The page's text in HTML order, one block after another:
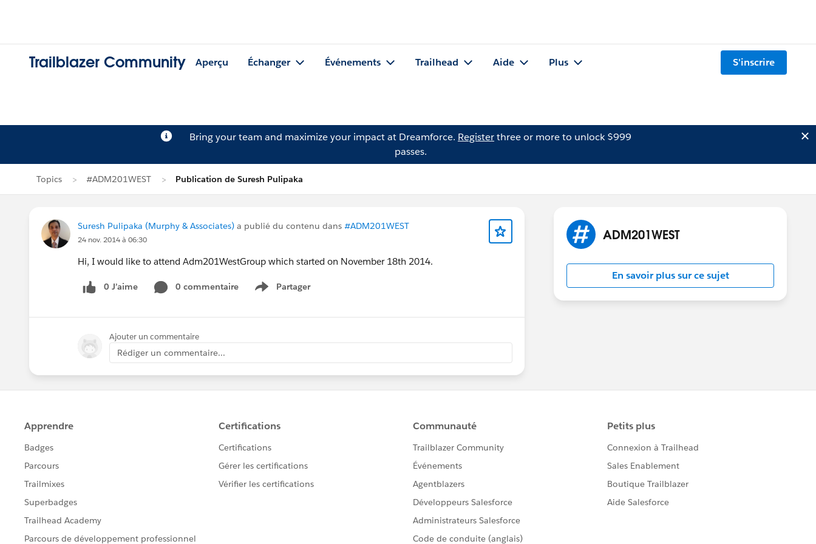
Trailblazer Community Aperçu Échanger Événements Trailhead Aide Plus S'inscrire
Bring your team and maximize your impact at Dreamforce. Registerthree or more to unlock $999
passes.
Topics #ADM201WEST Publication de Suresh Pulipaka
Suresh Pulipaka (Murphy & Associates) a publié du contenu dans #ADM201WEST
24 nov. 2014 à 06:30
Hi, I would like to attend Adm201WestGroup which started on November 18th 2014.
0 J’aime 0 commentaire Partager
Show menu
Ajouter un commentaire
Rédiger un commentaire...
ADM201WEST
En savoir plus sur ce sujet